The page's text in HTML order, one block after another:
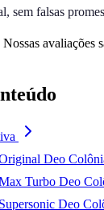
sem falsas
Nossas avaliações
Deo
Turbo Deo
Deo